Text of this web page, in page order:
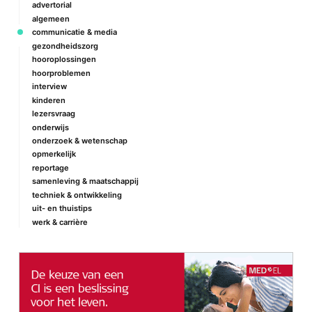
advertorial
algemeen
communicatie & media
gezondheidszorg
hooroplossingen
hoorproblemen
interview
kinderen
lezersvraag
onderwijs
onderzoek & wetenschap
opmerkelijk
reportage
samenleving & maatschappij
techniek & ontwikkeling
uit- en thuistips
werk & carrière